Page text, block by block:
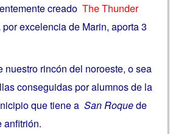
creadoThe Thunder
excelencia de Marin, aporta 3
nuestro rincón del noroeste, o sea
conseguidas por alumnos de la
que tiene aSan Roquede
anfitrión.